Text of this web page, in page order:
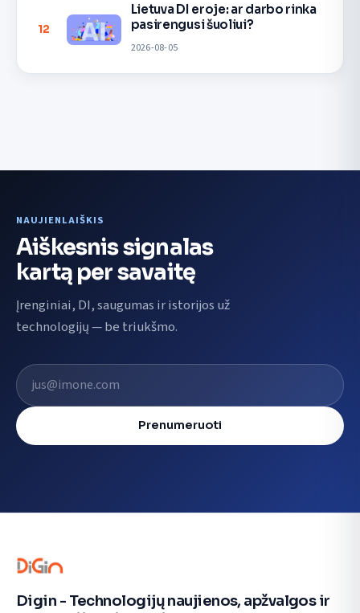
12
Lietuva DI eroje: ar darbo rinka
pasirengusi šuoliui?
2026-08-05
NAUJIENLAIŠKIS
Aiškesnis signalas
kartą per savaitę
Įrenginiai, DI, saugumas ir istorijos už
technologijų — be triukšmo.
El. pašto adresas
Prenumeruoti
Digin - Technologijų naujienos, apžvalgos ir